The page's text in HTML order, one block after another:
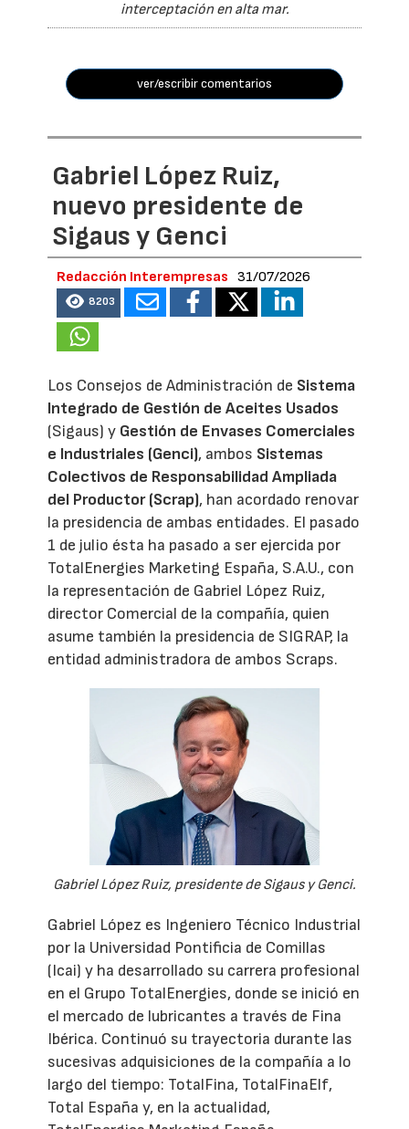
interceptación en alta mar.
ver/escribir comentarios
Gabriel López Ruiz,
nuevo presidente de
Sigaus y Genci
Redacción Interempresas 31/07/2026
8203
Los Consejos de Administración de Sistema
Integrado de Gestión de Aceites Usados
(Sigaus) y Gestión de Envases Comerciales
e Industriales (Genci), ambos Sistemas
Colectivos de Responsabilidad Ampliada
del Productor (Scrap), han acordado renovar
la presidencia de ambas entidades. El pasado
1 de julio ésta ha pasado a ser ejercida por
TotalEnergies Marketing España, S.A.U., con
la representación de Gabriel López Ruiz,
director Comercial de la compañía, quien
asume también la presidencia de SIGRAP, la
entidad administradora de ambos Scraps.
Gabriel López Ruiz, presidente de Sigaus y Genci.
Gabriel López es Ingeniero Técnico Industrial
por la Universidad Pontificia de Comillas
(Icai) y ha desarrollado su carrera profesional
en el Grupo TotalEnergies, donde se inició en
el mercado de lubricantes a través de Fina
Ibérica. Continuó su trayectoria durante las
sucesivas adquisiciones de la compañía a lo
largo del tiempo: TotalFina, TotalFinaElf,
Total España y, en la actualidad,